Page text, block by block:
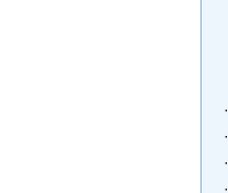
·
·
·
·